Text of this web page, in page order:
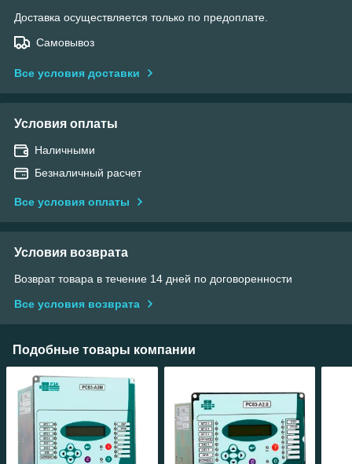
Доставка осуществляется только по предоплате.
Самовывоз
Все условия доставки
Условия оплаты
Наличными
Безналичный расчет
Все условия оплаты
Условия возврата
Возврат товара в течение 14 дней по договоренности
Все условия возврата
Подобные товары компании